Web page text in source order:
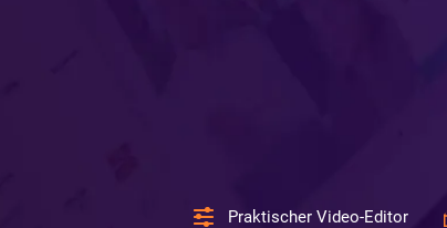
Praktischer Video-Editor